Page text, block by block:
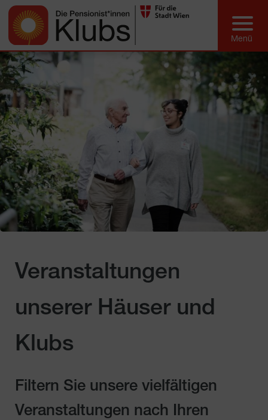
Veranstaltungen
unserer Häuser und
Klubs
Filtern Sie unsere vielfältigen
Veranstaltungen nach Ihren